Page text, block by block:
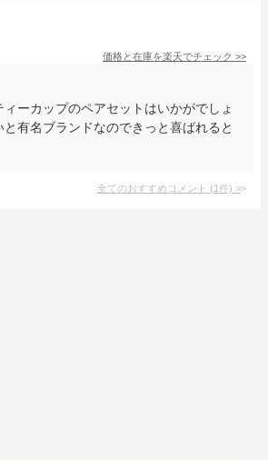
価格と在庫を楽天でチェック >>
ーカップのペアセットはいかがでしょ
と有名ブランドなのできっと喜ばれると
全てのおすすめコメント (1件) >